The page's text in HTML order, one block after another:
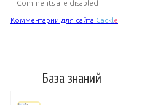
Comments are disabled
Комментарии для сайта Cackle
База знаний